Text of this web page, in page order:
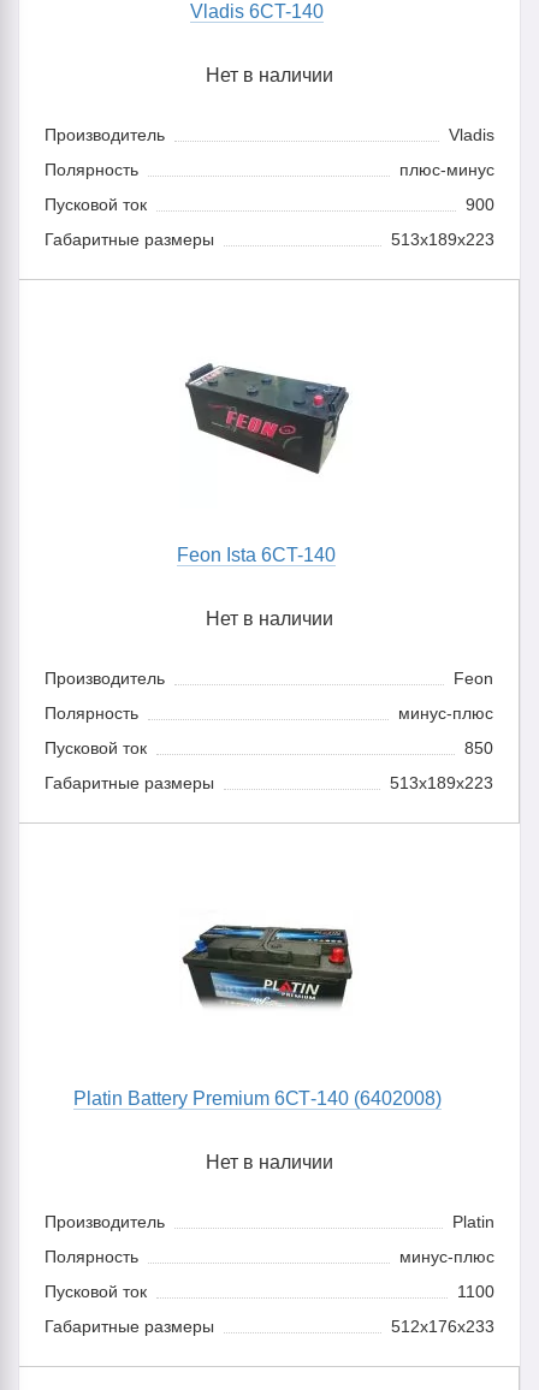
Vladis 6CT-140
Нет в наличии
Производитель
Vladis
Полярность
плюс-минус
Пусковой ток
900
Габаритные размеры
513x189x223
Feon Ista 6CT-140
Нет в наличии
Производитель
Feon
Полярность
минус-плюс
Пусковой ток
850
Габаритные размеры
513x189x223
Platin Battery Premium 6СТ-140 (6402008)
Нет в наличии
Производитель
Platin
Полярность
минус-плюс
Пусковой ток
1100
Габаритные размеры
512x176x233